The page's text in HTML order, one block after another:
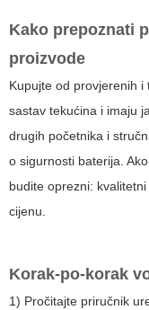
Kako prepoznati
proizvode
Kupujte od provjerenih
sastav tekućina i imaju
drugih početnika i
o sigurnosti baterija.
budite oprezni:
cijenu.
Korak-po-korak
1) Pročitajte priručnik